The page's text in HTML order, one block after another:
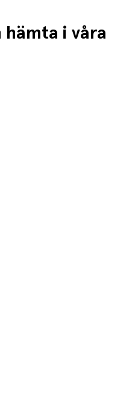
hämta i våra